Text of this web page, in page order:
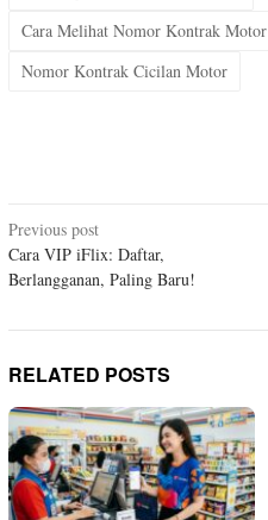
Cara Melihat Nomor Kontrak Motor
Nomor Kontrak Cicilan Motor
Post
navigation
Previous post
Cara VIP iFlix: Daftar,
Berlangganan, Paling Baru!
RELATED POSTS